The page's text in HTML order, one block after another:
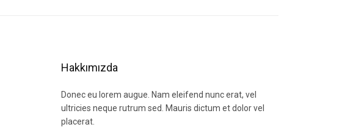
Hakkımızda
Donec eu lorem augue. Nam eleifend nunc erat, vel
ultricies neque rutrum sed. Mauris dictum et dolor vel
placerat.